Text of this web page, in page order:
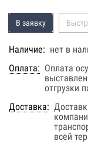
В заявку
Наличие: нет в
Оплата: Оплата
отгрузки
Доставка:
всей